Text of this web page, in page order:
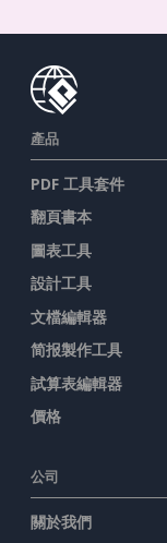
產品
PDF 工具套件
翻頁書本
圖表工具
設計工具
文檔編輯器
简报製作工具
試算表編輯器
價格
公司
關於我們